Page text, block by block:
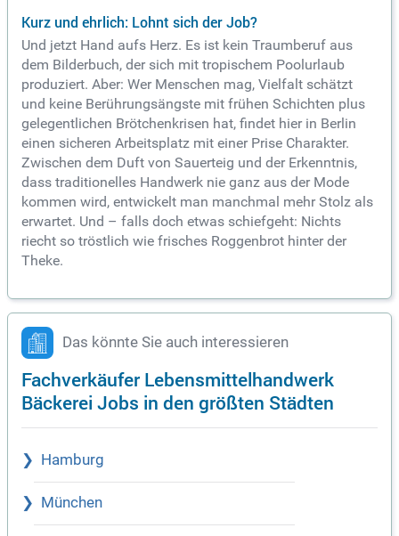
Kurz und ehrlich: Lohnt sich der Job?
Und jetzt Hand aufs Herz. Es ist kein Traumberuf aus
dem Bilderbuch, der sich mit tropischem Poolurlaub
produziert. Aber: Wer Menschen mag, Vielfalt schätzt
und keine Berührungsängste mit frühen Schichten plus
gelegentlichen Brötchenkrisen hat, findet hier in Berlin
einen sicheren Arbeitsplatz mit einer Prise Charakter.
Zwischen dem Duft von Sauerteig und der Erkenntnis,
dass traditionelles Handwerk nie ganz aus der Mode
kommen wird, entwickelt man manchmal mehr Stolz als
erwartet. Und – falls doch etwas schiefgeht: Nichts
riecht so tröstlich wie frisches Roggenbrot hinter der
Theke.
Das könnte Sie auch interessieren
Fachverkäufer Lebensmittelhandwerk
Bäckerei Jobs in den größten Städten
Hamburg
München